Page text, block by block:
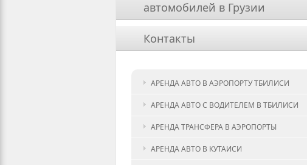
автомобилей в Грузии
Контакты
АРЕНДА АВТО В АЭРОПОРТУ ТБИЛИСИ
АРЕНДА АВТО С ВОДИТЕЛЕМ В ТБИЛИСИ
АРЕНДА ТРАНСФЕРА В АЭРОПОРТЫ
АРЕНДА АВТО В КУТАИСИ